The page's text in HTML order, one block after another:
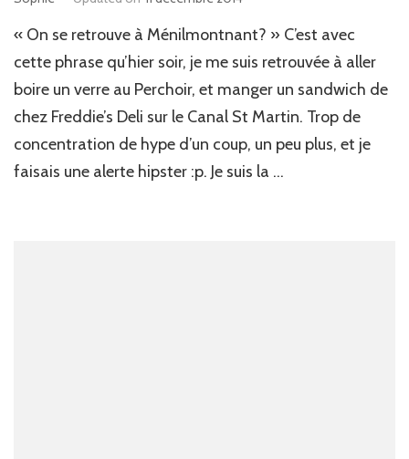
« On se retrouve à Ménilmontnant? » C’est avec
cette phrase qu’hier soir, je me suis retrouvée à aller
boire un verre au Perchoir, et manger un sandwich de
chez Freddie’s Deli sur le Canal St Martin. Trop de
concentration de hype d’un coup, un peu plus, et je
faisais une alerte hipster :p. Je suis la …